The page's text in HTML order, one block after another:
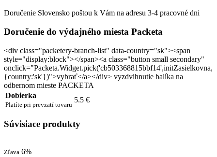
Doručenie Slovensko poštou k Vám na adresu 3-4 pracovné dni
Doručenie do výdajného miesta Packeta
<div class="packetery-branch-list" data-country="sk"><span
style="display:block"></span><a class="button small secondary"
onclick="Packeta.Widget.pick('cb503368815bbf14',initZasielkovna,
{country:'sk'})">vybrať</a></div> vyzdvihnutie balíka na
odbernom mieste PACKETA
Dobierka
Platíte pri prevzatí tovaru
5.5 €
Súvisiace produkty
Zľava 6%